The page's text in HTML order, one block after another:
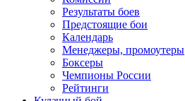
Результаты боев
Предстоящие бои
Календарь
Менеджеры, промоутеры
Боксеры
Чемпионы России
Рейтинги